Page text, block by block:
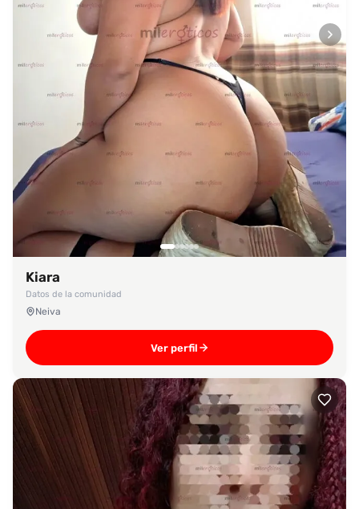
Kiara
Datos de la comunidad
Neiva
Ver perfil